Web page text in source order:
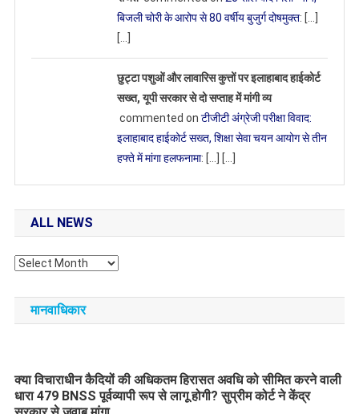
बिजली चोरी के आरोप से 80 वर्षीय बुजुर्ग दोषमुक्त: […]
[…]
छुट्टा पशुओं और लावारिस कुत्तों पर इलाहाबाद हाईकोर्ट
सख्त, यूपी सरकार से दो सप्ताह में मांगी व्य
commented onटीजीटी अंग्रेजी परीक्षा विवाद:
इलाहाबाद हाईकोर्ट सख्त, शिक्षा सेवा चयन आयोग से तीन
हफ्ते में मांगा हलफनामा: […] […]
ALL NEWS
All
मानवाधिकार
क्या विचाराधीन कैदियों की अधिकतम हिरासत अवधि को सीमित करने वाली
धारा 479 BNSS पूर्वव्यापी रूप से लागू होगी? सुप्रीम कोर्ट ने केंद्र